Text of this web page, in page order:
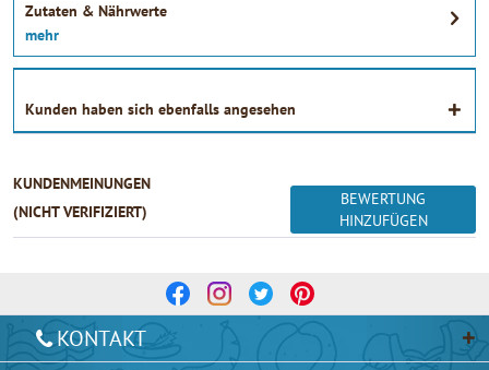
Zutaten & Nährwerte
mehr
Kunden haben sich ebenfalls angesehen
KUNDENMEINUNGEN
(NICHT VERIFIZIERT)
BEWERTUNG
HINZUFÜGEN
KONTAKT